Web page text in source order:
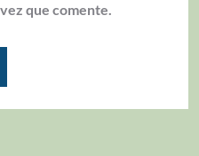
que comente.